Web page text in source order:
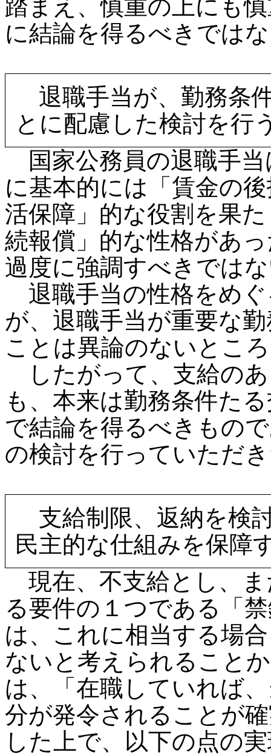
踏まえ、慎重の上にも
に結論を得るべきでは
退職手当が、勤務条
とに配慮した検討を行
国家公務員の退職手当
に基本的には「賃金の
活保障」的な役割を果
続報償」的な性格があ
過度に強調すべきでは
退職手当の性格をめ
が、退職手当が重要な
ことは異論のないとこ
したがって、支給の
も、本来は勤務条件た
で結論を得るべきもの
の検討を行っていただ
支給制限、返納を検
民主的な仕組みを保障
現在、不支給とし、
る要件の１つである「
は、これに相当する場
ないと考えられること
は、「在職していれば
分が発令されることが
した上で、以下の点の